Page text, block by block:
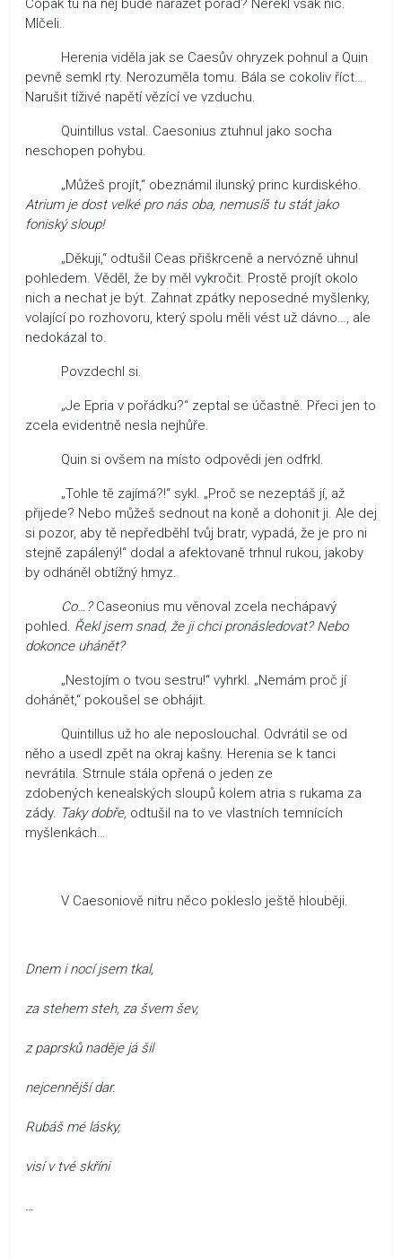
Copak tu na něj bude narážet pořád? Neřekl však nic.
Mlčeli.
Herenia viděla jak se Caesův ohryzek pohnul a Quin
pevně semkl rty. Nerozuměla tomu. Bála se cokoliv říct…
Narušit tíživé napětí vězící ve vzduchu.
Quintillus vstal. Caesonius ztuhnul jako socha
neschopen pohybu.
„Můžeš projít,“ obeznámil ilunský princ kurdiského.
Atrium je dost velké pro nás oba, nemusíš tu stát jako
foniský sloup!
„Děkuji,“ odtušil Ceas přiškrceně a nervózně uhnul
pohledem. Věděl, že by měl vykročit. Prostě projít okolo
nich a nechat je být. Zahnat zpátky neposedné myšlenky,
volající po rozhovoru, který spolu měli vést už dávno…, ale
nedokázal to.
Povzdechl si.
„Je Epria v pořádku?“ zeptal se účastně. Přeci jen to
zcela evidentně nesla nejhůře.
Quin si ovšem na místo odpovědi jen odfrkl.
„Tohle tě zajímá?!“ sykl. „Proč se nezeptáš jí, až
přijede? Nebo můžeš sednout na koně a dohonit ji. Ale dej
si pozor, aby tě nepředběhl tvůj bratr, vypadá, že je pro ni
stejně zapálený!“ dodal a afektovaně trhnul rukou, jakoby
by odháněl obtížný hmyz.
Co…?Caseonius mu věnoval zcela nechápavý
pohled. Řekl jsem snad, že ji chci pronásledovat? Nebo
dokonce uhánět?
„Nestojím o tvou sestru!“ vyhrkl. „Nemám proč jí
dohánět,“ pokoušel se obhájit.
Quintillus už ho ale neposlouchal. Odvrátil se od
něho a usedl zpět na okraj kašny. Herenia se k tanci
nevrátila. Strnule stála opřená o jeden ze
zdobených kenealských sloupů kolem atria s rukama za
zády. Taky dobře, odtušil na to ve vlastních temnících
myšlenkách…
V Caesoniově nitru něco pokleslo ještě hlouběji.
Dnem i nocí jsem tkal,
za stehem steh, za švem šev,
z paprsků naděje já šil
nejcennější dar.
Rubáš mé lásky,
visí v tvé skříni
…